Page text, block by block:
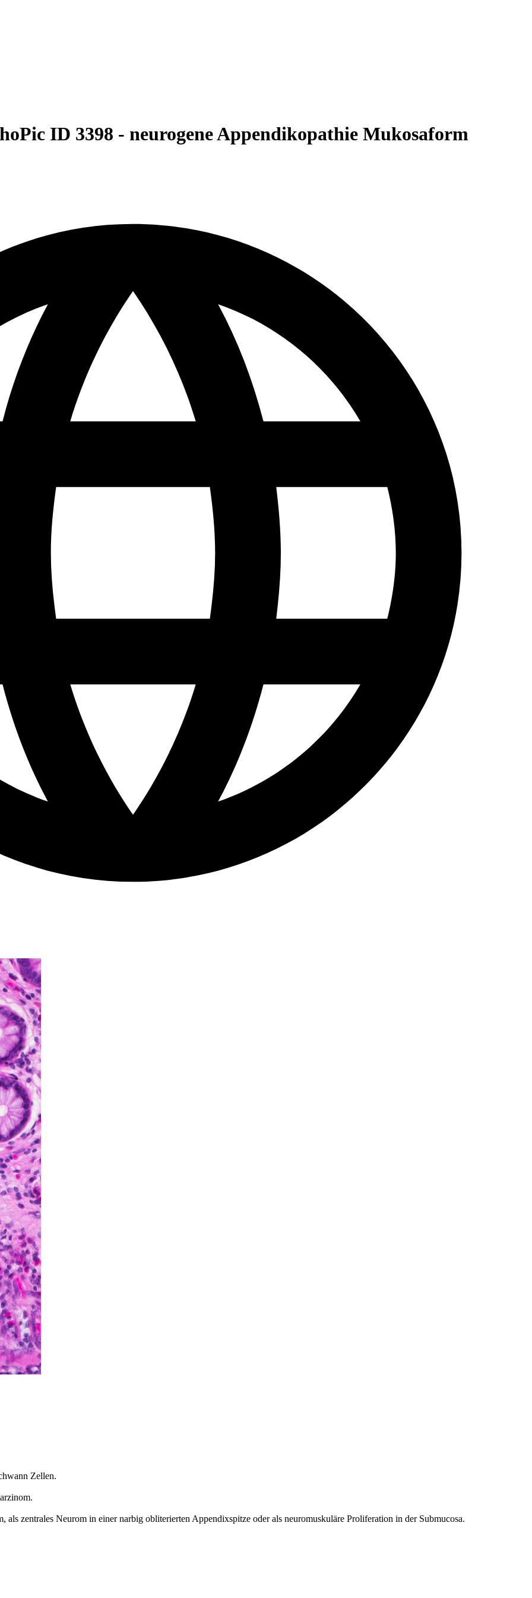
ID 3398 - neurogene Appendikopathie Mukosaform
Zellen.
zentrales Neurom in einer narbig obliterierten Appendixspitze oder als neuromuskuläre Proliferation in der Submucosa.